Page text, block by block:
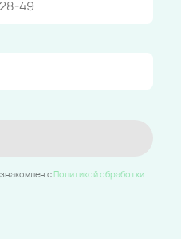
c Политикой обработки